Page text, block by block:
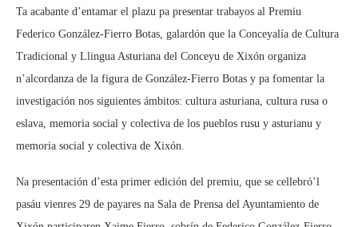
Ta acabante d’entamar el plazu pa presentar trabayos al Premiu
Federico González-Fierro Botas, galardón que la Conceyalía de Cultura
Tradicional y Llingua Asturiana del Conceyu de Xixón organiza
n’alcordanza de la figura de González-Fierro Botas y pa fomentar la
investigación nos siguientes ámbitos: cultura asturiana, cultura rusa o
eslava, memoria social y colectiva de los pueblos rusu y asturianu y
memoria social y colectiva de Xixón.
Na presentación d’esta primer edición del premiu, que se cellebró’l
pasáu vienres 29 de payares na Sala de Prensa del Ayuntamiento de